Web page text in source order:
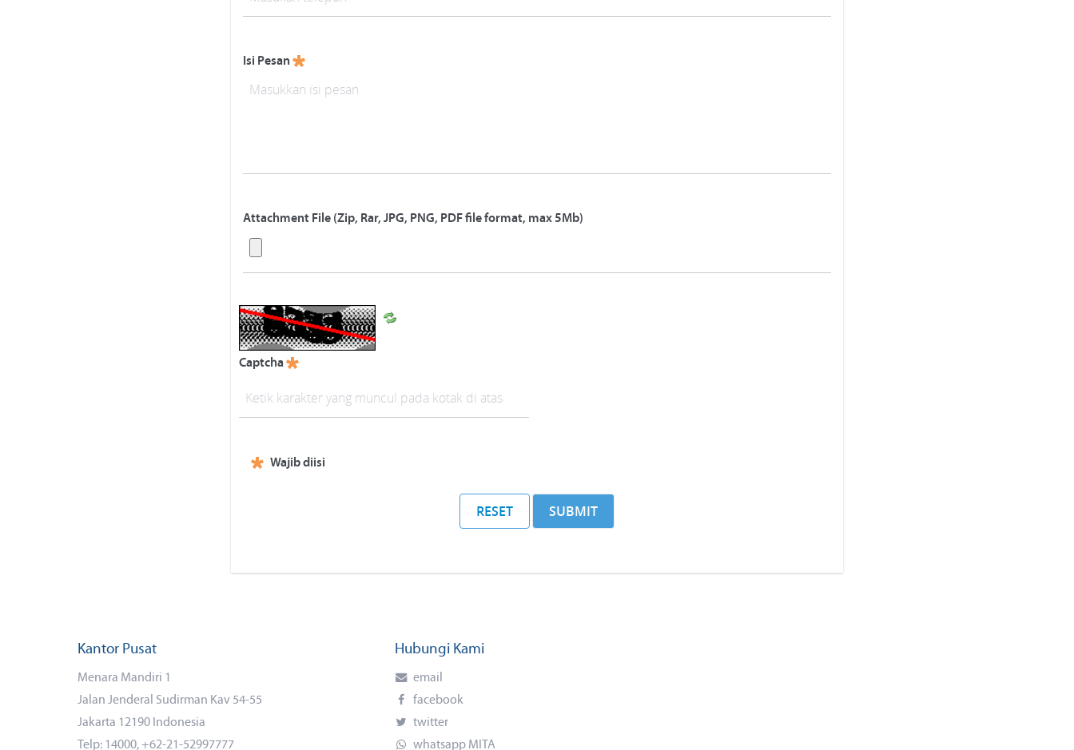
Isi Pesan
Attachment File (Zip, Rar, JPG, PNG, PDF file format, max 5Mb)
R
e
T
A
Captcha
Wajib diisi
RESET SUBMIT
Kantor Pusat
Menara Mandiri 1
Jalan Jenderal Sudirman Kav 54-55
Jakarta 12190 Indonesia
Telp: 14000, +62-21-52997777
Hubungi Kami
email
facebook
twitter
whatsapp MITA